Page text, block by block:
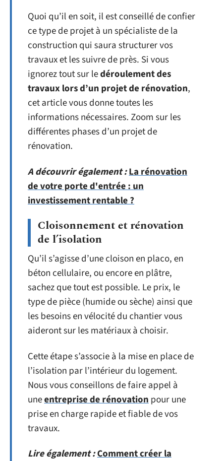
Quoi qu’il en soit, il est conseillé de confier
ce type de projet à un spécialiste de la
construction qui saura structurer vos
travaux et les suivre de près. Si vous
ignorez tout sur ledéroulement des
travaux lors d’un projet de rénovation,
cet article vous donne toutes les
informations nécessaires. Zoom sur les
différentes phases d’un projet de
rénovation.
A découvrir également :La rénovation
de votre porte d'entrée : un
investissement rentable ?
Cloisonnement et rénovation
de l’isolation
Qu’il s’agisse d’une cloison en placo, en
béton cellulaire, ou encore en plâtre,
sachez que tout est possible. Le prix, le
type de pièce (humide ou sèche) ainsi que
les besoins en vélocité du chantier vous
aideront sur les matériaux à choisir.
Cette étape s’associe à la mise en place de
l’isolation par l’intérieur du logement.
Nous vous conseillons de faire appel à
uneentreprise de rénovationpour une
prise en charge rapide et fiable de vos
travaux.
Lire également :Comment créer la